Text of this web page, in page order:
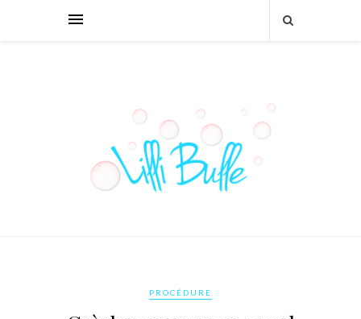
PROCÉDURE